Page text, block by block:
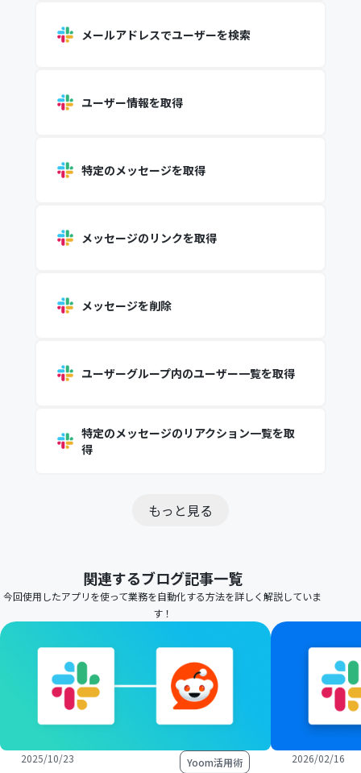
メールアドレスでユーザーを検索
ユーザー情報を取得
特定のメッセージを取得
メッセージのリンクを取得
メッセージを削除
ユーザーグループ内のユーザー一覧を取得
特定のメッセージのリアクション一覧を取
得
もっと見る
関連するブログ記事一覧
今回使用したアプリを使って業務を自動化する方法を詳しく解説していま
す！
2025/10/23 Yoom活用術 2026/02/16